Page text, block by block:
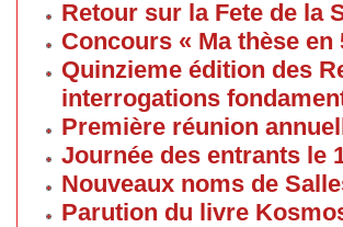
Retour sur la Fete de la
Concours « Ma thèse
Quinzieme édition des
interrogations
Première réunion
Journée des entrants le
Nouveaux noms de
Parution du livre